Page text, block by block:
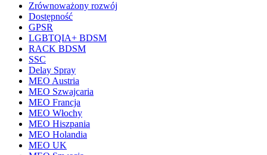
Zrównoważony rozwój
Dostępność
GPSR
LGBTQIA+ BDSM
RACK BDSM
SSC
Delay Spray
MEO Austria
MEO Szwajcaria
MEO Francja
MEO Włochy
MEO Hiszpania
MEO Holandia
MEO UK